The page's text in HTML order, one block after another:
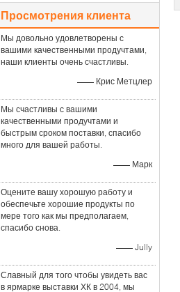
Просмотрения клиента
Мы довольно удовлетворены с
вашими качественными продучтами,
наши клиенты очень счастливы.
—— Крис Метцлер
Мы счастливы с вашими
качественными продучтами и
быстрым сроком поставки, спасибо
много для вашей работы.
—— Марк
Оцените вашу хорошую работу и
обеспечьте хорошие продукты по
мере того как мы предполагаем,
спасибо снова.
—— Jully
Славный для того чтобы увидеть вас
в ярмарке выставки ХК в 2004, мы